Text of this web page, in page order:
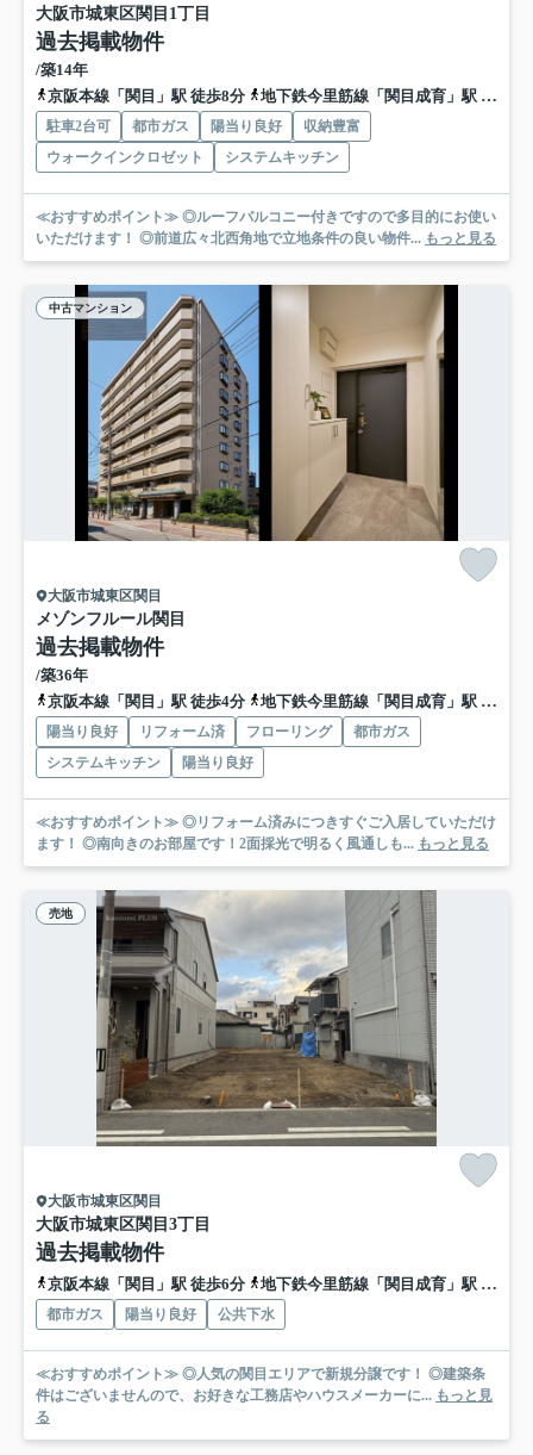
大阪市城東区関目1丁目
過去掲載物件
/築14年
京阪本線「関目」駅 徒歩8分
地下鉄今里筋線「関目成育」駅 徒歩8分
駐車2台可 都市ガス 陽当り良好
収納豊富
ウォークインクロゼット
システムキッチン
≪おすすめポイント≫ ◎ルーフバルコニー付きですので多目的にお使い
いただけます！ ◎前道広々北西角地で立地条件の良い物件... もっと見る
中古マンション
大阪市城東区関目
メゾンフルール関目
過去掲載物件
/築36年
京阪本線「関目」駅 徒歩4分
地下鉄今里筋線「関目成育」駅 徒歩5分
陽当り良好 リフォーム済 フローリング
都市ガス
システムキッチン
陽当り良好
≪おすすめポイント≫ ◎リフォーム済みにつきすぐご入居していただけ
ます！ ◎南向きのお部屋です！2面採光で明るく風通しも... もっと見る
売地
大阪市城東区関目
大阪市城東区関目3丁目
過去掲載物件
京阪本線「関目」駅 徒歩6分 地下鉄今里筋線「関目成育」駅 徒歩7分
都市ガス 陽当り良好 公共下水
≪おすすめポイント≫ ◎人気の関目エリアで新規分譲です！ ◎建築条
件はございませんので、お好きな工務店やハウスメーカーに... もっと見
る